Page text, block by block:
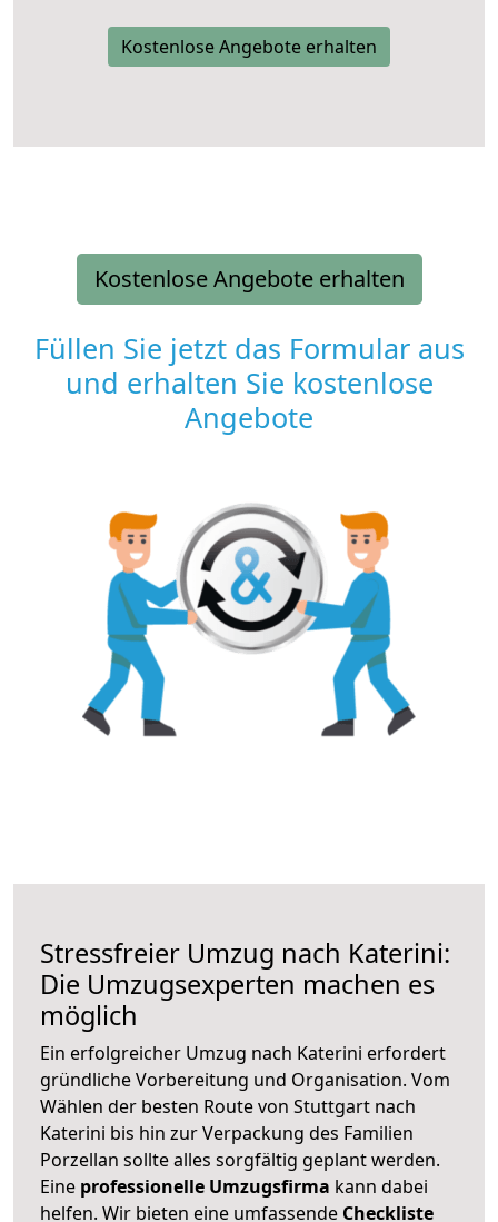
Kostenlose Angebote erhalten
Kostenlose Angebote erhalten
Füllen Sie jetzt das Formular aus
und erhalten Sie kostenlose
Angebote
Stressfreier Umzug nach Katerini:
Die Umzugsexperten machen es
möglich
Ein erfolgreicher Umzug nach Katerini erfordert
gründliche Vorbereitung und Organisation. Vom
Wählen der besten Route von Stuttgart nach
Katerini bis hin zur Verpackung des Familien
Porzellan sollte alles sorgfältig geplant werden.
Eine professionelle Umzugsfirma kann dabei
helfen. Wir bieten eine umfassende Checkliste